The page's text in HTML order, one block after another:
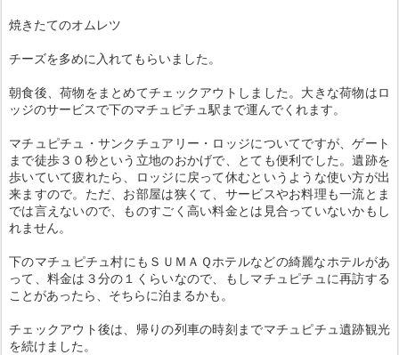
焼きたてのオムレツ
チーズを多めに入れてもらいました。
朝食後、荷物をまとめてチェックアウトしました。大きな荷物はロ
ッジのサービスで下のマチュピチュ駅まで運んでくれます。
マチュピチュ・サンクチュアリー・ロッジについてですが、ゲート
まで徒歩３０秒という立地のおかげで、とても便利でした。遺跡を
歩いていて疲れたら、ロッジに戻って休むというような使い方が出
来ますので。ただ、お部屋は狭くて、サービスやお料理も一流とま
では言えないので、ものすごく高い料金とは見合っていないかもし
れません。
下のマチュピチュ村にもＳＵＭＡＱホテルなどの綺麗なホテルがあ
って、料金は３分の１くらいなので、もしマチュピチュに再訪する
ことがあったら、そちらに泊まるかも。
チェックアウト後は、帰りの列車の時刻までマチュピチュ遺跡観光
を続けました。